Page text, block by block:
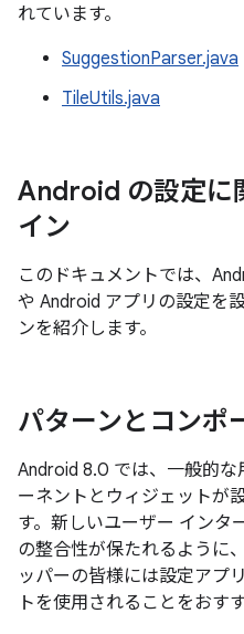
れています。
SuggestionParser.java
TileUtils.java
Android の設定に
イン
このドキュメントでは、
や Android アプリの設定を
ンを紹介します。
パターンとコンポ
Android 8.0 では、一般的
ーネントとウィジェットが
す。新しいユーザー インタ
の整合性が保たれるように
ッパーの皆様には設定アプ
トを使用されることをおす